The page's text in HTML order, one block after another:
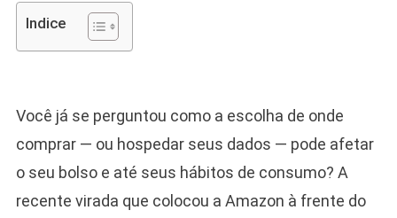
Indice
Você já se perguntou como a escolha de onde
comprar — ou hospedar seus dados — pode afetar
o seu bolso e até seus hábitos de consumo? A
recente virada que colocou a Amazon à frente do